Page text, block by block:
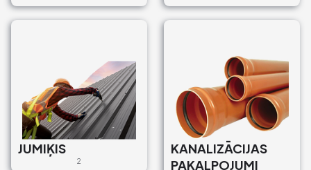
JUMIĶIS
2
KANALIZĀCIJAS
PAKALPOJUMI